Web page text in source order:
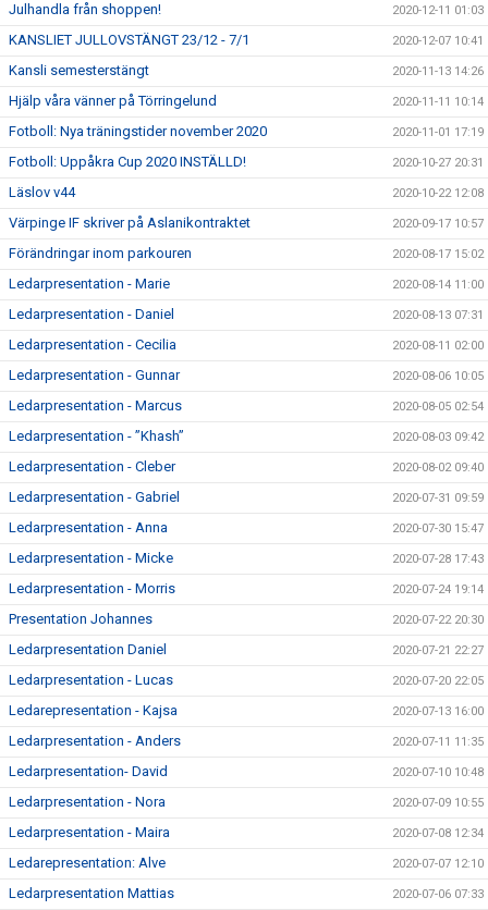
Julhandla från shoppen! 2020-12-11 01:03
KANSLIET JULLOVSTÄNGT 23/12 - 7/1 2020-12-07 10:41
Kansli semesterstängt 2020-11-13 14:26
Hjälp våra vänner på Törringelund 2020-11-11 10:14
Fotboll: Nya träningstider november 2020 2020-11-01 17:19
Fotboll: Uppåkra Cup 2020 INSTÄLLD! 2020-10-27 20:31
Läslov v44 2020-10-22 12:08
Värpinge IF skriver på Aslanikontraktet 2020-09-17 10:57
Förändringar inom parkouren 2020-08-17 15:02
Ledarpresentation - Marie 2020-08-14 11:00
Ledarpresentation - Daniel 2020-08-13 07:31
Ledarpresentation - Cecilia 2020-08-11 02:00
Ledarpresentation - Gunnar 2020-08-06 10:05
Ledarpresentation - Marcus 2020-08-05 02:54
Ledarpresentation - ”Khash” 2020-08-03 09:42
Ledarpresentation - Cleber 2020-08-02 09:40
Ledarpresentation - Gabriel 2020-07-31 09:59
Ledarpresentation - Anna 2020-07-30 15:47
Ledarpresentation - Micke 2020-07-28 17:43
Ledarpresentation - Morris 2020-07-24 19:14
Presentation Johannes 2020-07-22 20:30
Ledarpresentation Daniel 2020-07-21 22:27
Ledarpresentation - Lucas 2020-07-20 22:05
Ledarepresentation - Kajsa 2020-07-13 16:00
Ledarpresentation - Anders 2020-07-11 11:35
Ledarpresentation- David 2020-07-10 10:48
Ledarpresentation - Nora 2020-07-09 10:55
Ledarpresentation - Maira 2020-07-08 12:34
Ledarepresentation: Alve 2020-07-07 12:10
Ledarpresentation Mattias 2020-07-06 07:33